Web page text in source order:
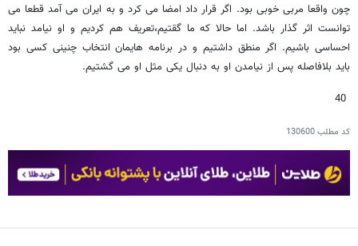
چون واقعا مربی خوبی بود. اگر قرار داد امضا می کرد و به ایران می آمد قطعا می
توانست اثر گذار باشد. اما حالا که ما گقتیم،تعریف هم کردیم و او نیامد نباید
احساسی باشیم. اگر منطق داشتیم و در برنامه هایمان انتخاب چنینی کسی بود
باید بلافاصله پس از نیامدن او به دنبال یکی مثل او می گشتیم.
کد مطلب130600